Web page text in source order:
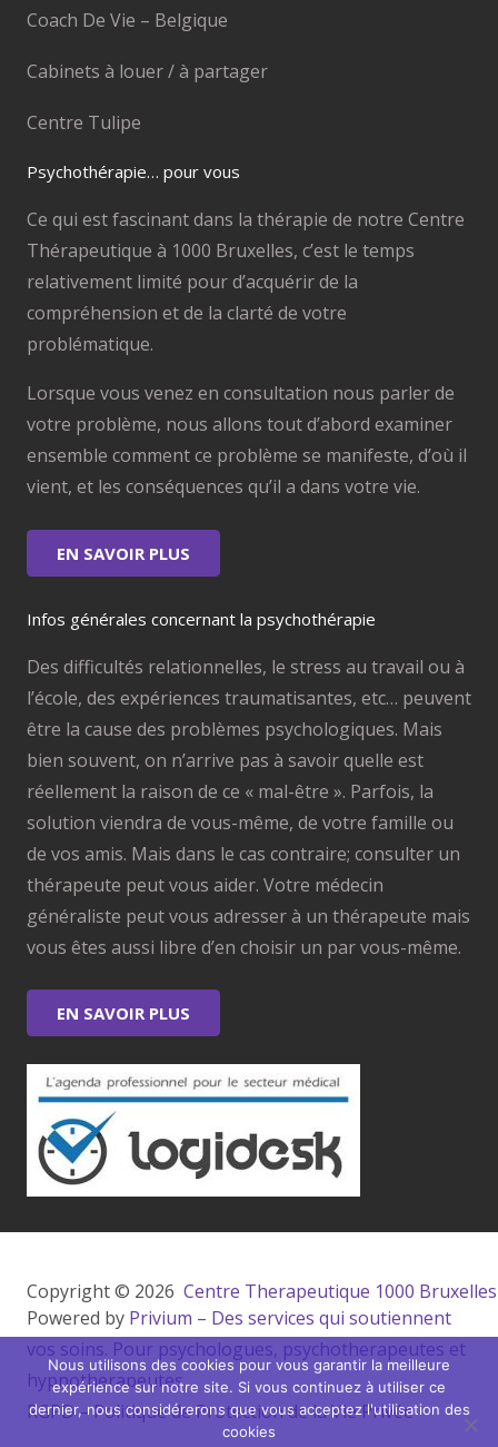
Coach De Vie – Belgique
Cabinets à louer / à partager
Centre Tulipe
Psychothérapie… pour vous
Ce qui est fascinant dans la thérapie de notre Centre
Thérapeutique à 1000 Bruxelles, c’est le temps
relativement limité pour d’acquérir de la
compréhension et de la clarté de votre
problématique.
Lorsque vous venez en consultation nous parler de
votre problème, nous allons tout d’abord examiner
ensemble comment ce problème se manifeste, d’où il
vient, et les conséquences qu’il a dans votre vie.
EN SAVOIR PLUS
Infos générales concernant la psychothérapie
Des difficultés relationnelles, le stress au travail ou à
l’école, des expériences traumatisantes, etc… peuvent
être la cause des problèmes psychologiques. Mais
bien souvent, on n’arrive pas à savoir quelle est
réellement la raison de ce « mal-être ». Parfois, la
solution viendra de vous-même, de votre famille ou
de vos amis. Mais dans le cas contraire; consulter un
thérapeute peut vous aider. Votre médecin
généraliste peut vous adresser à un thérapeute mais
vous êtes aussi libre d’en choisir un par vous-même.
EN SAVOIR PLUS
Copyright © 2026 Centre Therapeutique 1000 Bruxelles
Powered by Privium – Des services qui soutiennent
vos soins. Pour psychologues, psychotherapeutes et
hypnotherapeutes.
RGPD – Politique de Protection de la Vie Privée
Nous utilisons des cookies pour vous garantir la meilleure
expérience sur notre site. Si vous continuez à utiliser ce
dernier, nous considérerons que vous acceptez l'utilisation des
cookies